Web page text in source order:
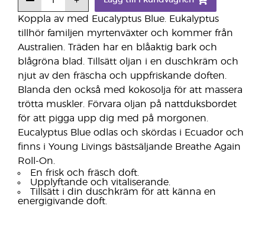
Koppla av med Eucalyptus Blue. Eukalyptus
tillhör familjen myrtenväxter och kommer från
Australien. Träden har en blåaktig bark och
blågröna blad. Tillsätt oljan i en duschkräm och
njut av den fräscha och uppfriskande doften.
Blanda den också med kokosolja för att massera
trötta muskler. Förvara oljan på nattduksbordet
för att pigga upp dig med på morgonen.
Eucalyptus Blue odlas och skördas i Ecuador och
finns i Young Livings bästsäljande Breathe Again
Roll-On.
En frisk och fräsch doft.
Upplyftande och vitaliserande.
Tillsätt i din duschkräm för att känna en
energigivande doft.